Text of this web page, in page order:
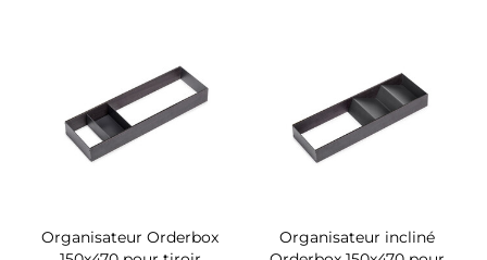
Organisateur Orderbox
Organisateur incliné